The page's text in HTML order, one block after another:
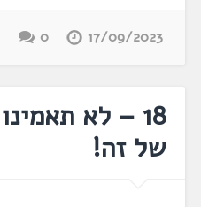
17/09/2023
0
18 – לא
של זה!